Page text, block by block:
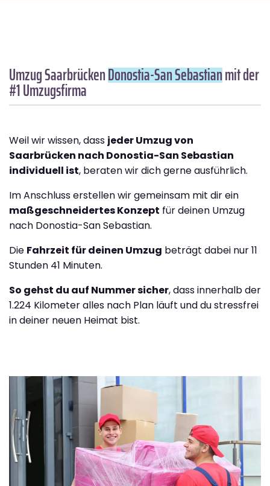
Umzug SaarbrückenDonostia-San Sebastianmit der
#1 Umzugsfirma
Weil wir wissen, dass jeder Umzug von
Saarbrücken nach Donostia-San Sebastian
individuell ist, beraten wir dich gerne ausführlich.
Im Anschluss erstellen wir gemeinsam mit dir ein
maßgeschneidertes Konzept für deinen Umzug
nach Donostia-San Sebastian.
Die Fahrzeit für deinen Umzug beträgt dabei nur 11
Stunden 41 Minuten.
So gehst du auf Nummer sicher, dass innerhalb der
1.224 Kilometer alles nach Plan läuft und du stressfrei
in deiner neuen Heimat bist.